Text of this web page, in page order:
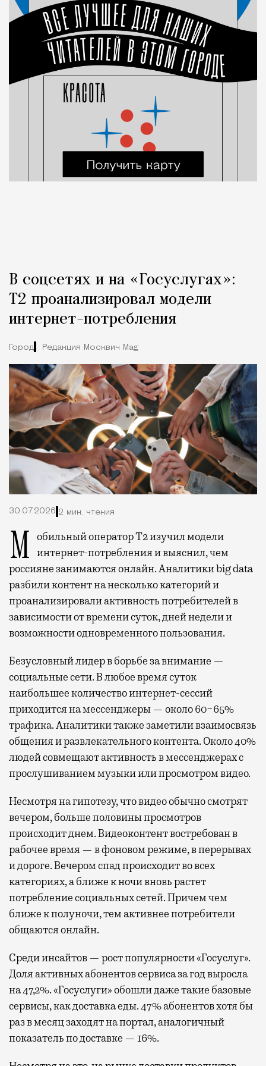
В соцсетях и на «Госуслугах»:
Т2 проанализировал модели
интернет-потребления
Город Редакция Москвич Mag
30.07.2026 2 мин. чтения
Мобильный оператор Т2 изучил модели интернет-потребления и выяснил, чем
россияне занимаются онлайн. Аналитики big data
разбили контент на несколько категорий и
проанализировали активность потребителей в
зависимости от времени суток, дней недели и
возможности одновременного пользования.
Безусловный лидер в борьбе за внимание —
социальные сети. В любое время суток
наибольшее количество интернет-сессий
приходится на мессенджеры — около 60−65%
трафика. Аналитики также заметили взаимосвязь
общения и развлекательного контента. Около 40%
людей совмещают активность в мессенджерах с
прослушиванием музыки или просмотром видео.
Несмотря на гипотезу, что видео обычно смотрят
вечером, больше половины просмотров
происходит днем. Видеоконтент востребован в
рабочее время — в фоновом режиме, в перерывах
и дороге. Вечером спад происходит во всех
категориях, а ближе к ночи вновь растет
потребление социальных сетей. Причем чем
ближе к полуночи, тем активнее потребители
общаются онлайн.
Среди инсайтов — рост популярности «Госуслуг».
Доля активных абонентов сервиса за год выросла
на 47,2%. «Госуслуги» обошли даже такие базовые
сервисы, как доставка еды. 47% абонентов хотя бы
раз в месяц заходят на портал, аналогичный
показатель по доставке — 16%.